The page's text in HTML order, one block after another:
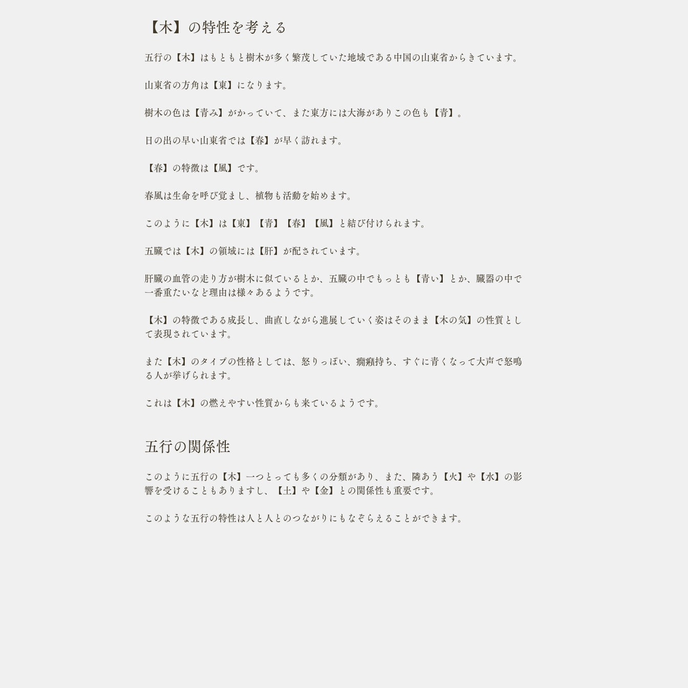
【木】の特性を考える
五行の【木】はもともと樹木が多く繁茂していた地域である中国の山東省からきています。
山東省の方角は【東】になります。
樹木の色は【青み】がかっていて、また東方には大海がありこの色も【青】。
日の出の早い山東省では【春】が早く訪れます。
【春】の特徴は【風】です。
春風は生命を呼び覚まし、植物も活動を始めます。
このように【木】は【東】【青】【春】【風】と結び付けられます。
五臓では【木】の領域には【肝】が配されています。
肝臓の血管の走り方が樹木に似ているとか、五臓の中でもっとも【青い】とか、臓器の中で
一番重たいなど理由は様々あるようです。
【木】の特徴である成長し、曲直しながら進展していく姿はそのまま【木の気】の性質とし
て表現されています。
また【木】のタイプの性格としては、怒りっぽい、癇癪持ち、すぐに青くなって大声で怒鳴
る人が挙げられます。
これは【木】の燃えやすい性質からも来ているようです。
五行の関係性
このように五行の【木】一つとっても多くの分類があり、また、隣あう【火】や【水】の影
響を受けることもありますし、【土】や【金】との関係性も重要です。
このような五行の特性は人と人とのつながりにもなぞらえることができます。